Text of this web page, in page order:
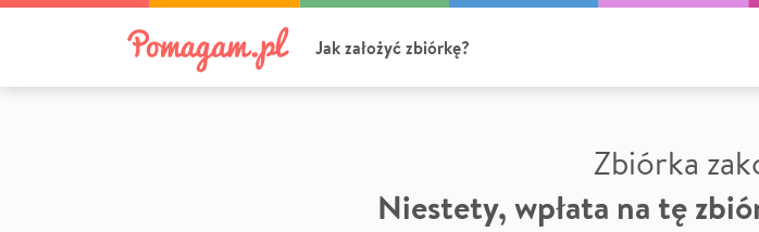
Jak założyć zbiórkę?
Zbiórka
Niestety, wpłata na tę